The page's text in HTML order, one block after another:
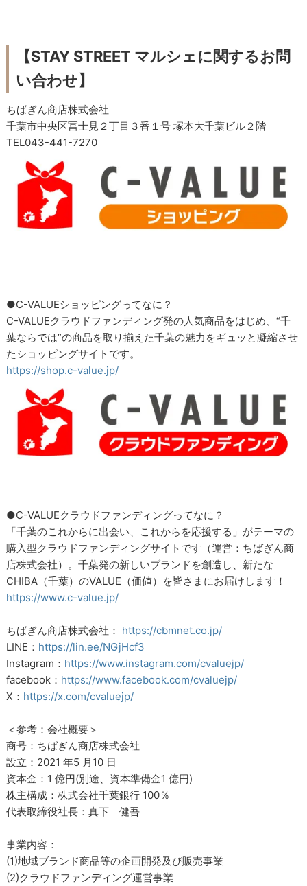
【STAY STREET マルシェに関するお問
い合わせ】
ちばぎん商店株式会社
千葉市中央区冨士見２丁目３番１号 塚本大千葉ビル２階
TEL043-441-7270
●C-VALUEショッピングってなに？
C-VALUEクラウドファンディング発の人気商品をはじめ、“千
葉ならでは”の商品を取り揃えた千葉の魅力をギュッと凝縮させ
たショッピングサイトです。
https://shop.c-value.jp/
●C-VALUEクラウドファンディングってなに？
「千葉のこれからに出会い、これからを応援する」がテーマの
購入型クラウドファンディングサイトです（運営：ちばぎん商
店株式会社）。千葉発の新しいブランドを創造し、新たな
CHIBA（千葉）のVALUE（価値）を皆さまにお届けします！
https://www.c-value.jp/
ちばぎん商店株式会社： https://cbmnet.co.jp/
LINE： https://lin.ee/NGjHcf3
Instagram： https://www.instagram.com/cvaluejp/
facebook： https://www.facebook.com/cvaluejp/
X： https://x.com/cvaluejp/
＜参考：会社概要＞
商号：ちばぎん商店株式会社
設立：2021 年5 月10 日
資本金：1 億円(別途、資本準備金1 億円)
株主構成：株式会社千葉銀行 100％
代表取締役社長：真下 健吾
事業内容：
(1)地域ブランド商品等の企画開発及び販売事業
(2)クラウドファンディング運営事業